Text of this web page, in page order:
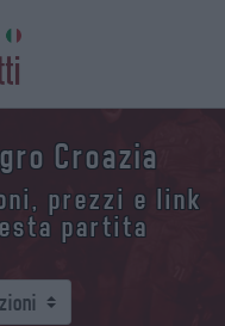
Croazia
prezzi e link
partita